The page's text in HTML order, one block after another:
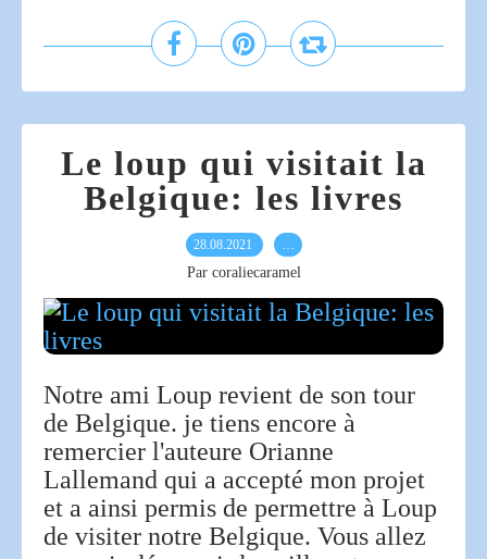
Le loup qui visitait la
Belgique: les livres
28.08.2021 …
Par coraliecaramel
Notre ami Loup revient de son tour
de Belgique. je tiens encore à
remercier l'auteure Orianne
Lallemand qui a accepté mon projet
et a ainsi permis de permettre à Loup
de visiter notre Belgique. Vous allez